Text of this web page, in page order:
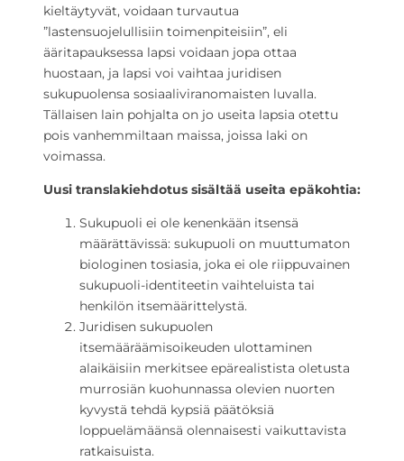
kieltäytyvät, voidaan turvautua
”lastensuojelullisiin toimenpiteisiin”, eli
ääritapauksessa lapsi voidaan jopa ottaa
huostaan, ja lapsi voi vaihtaa juridisen
sukupuolensa sosiaaliviranomaisten luvalla.
Tällaisen lain pohjalta on jo useita lapsia otettu
pois vanhemmiltaan maissa, joissa laki on
voimassa.
Uusi translakiehdotus sisältää useita epäkohtia:
Sukupuoli ei ole kenenkään itsensä
määrättävissä: sukupuoli on muuttumaton
biologinen tosiasia, joka ei ole riippuvainen
sukupuoli-identiteetin vaihteluista tai
henkilön itsemäärittelystä.
Juridisen sukupuolen
itsemääräämisoikeuden ulottaminen
alaikäisiin merkitsee epärealistista oletusta
murrosiän kuohunnassa olevien nuorten
kyvystä tehdä kypsiä päätöksiä
loppuelämäänsä olennaisesti vaikuttavista
ratkaisuista.